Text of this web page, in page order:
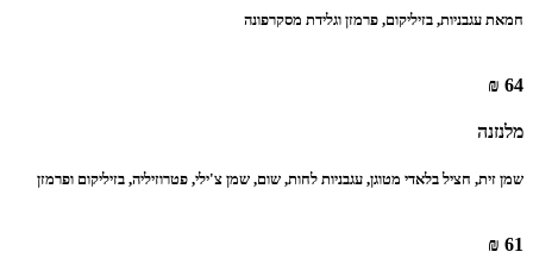
חמאת עגבניות, בזיליקום, פרמזן וגלידת מסקרפונה
64 ₪
מלנזנה
‏שמן זית, חציל בלאדי מטוגן, עגבניות לחות, שום, שמן צ'ילי, פטרוזיליה, בזיליקום ופרמזן
61 ₪